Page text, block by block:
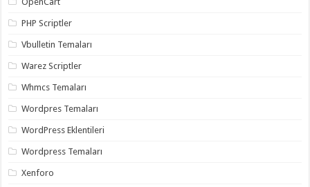
gaziantep
palyaço,
takipçi
twitter
takipçi
hilesi ,
instagram
takipçi
hilesi
PHP Scriptler
Vbulletin Temaları
Warez Scriptler
Whmcs Temaları
Wordpres Temaları
WordPress Eklentileri
Wordpress Temaları
Xenforo